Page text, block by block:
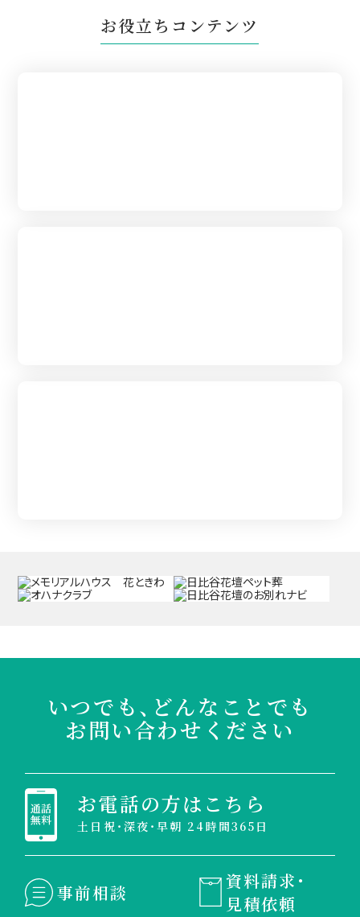
お役立ちコンテンツ
いつでも、どんなことでも
お問い合わせください
お電話の方はこちら
土日祝・深夜・早朝 24時間365日
事前相談
資料請求・
見積依頼